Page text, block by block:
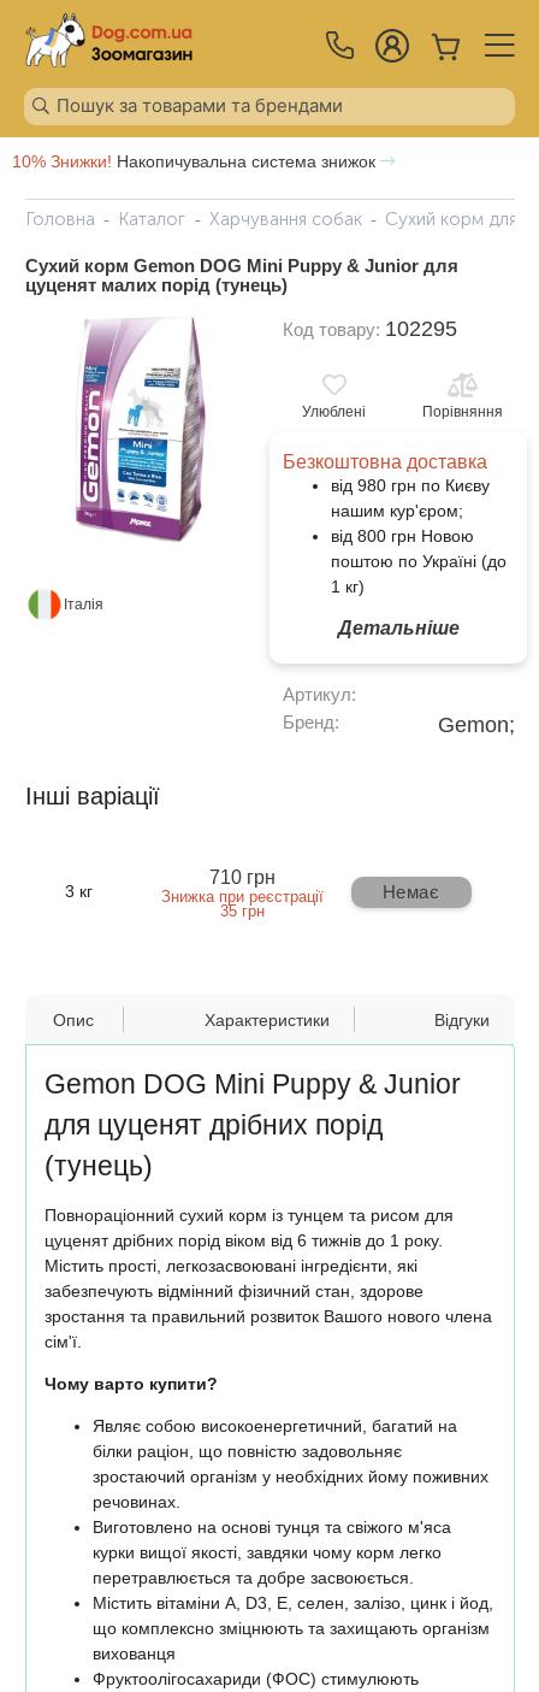
10% Знижки! Накопичувальна система знижок
Головна Каталог Харчування собак Сухий корм для
Сухий корм Gemon DOG Mini Puppy & Junior для
цуценят малих порід (тунець)
Італія
Код товару: 102295
Улюблені Порівняння
Безкоштовна доставка
від 980 грн по Києву
нашим кур'єром;
від 800 грн Новою
поштою по Україні (до
1 кг)
Детальніше
Артикул:
Бренд:
Gemon;
Інші варіації
3 кг
710 грн
Знижка при реєстрації
35 грн
Немає
Опис Характеристики Відгуки
Gemon DOG Mini Puppy & Junior
для цуценят дрібних порід
(тунець)
Повнораціонний сухий корм із тунцем та рисом для
цуценят дрібних порід віком від 6 тижнів до 1 року.
Містить прості, легкозасвоювані інгредієнти, які
забезпечують відмінний фізичний стан, здорове
зростання та правильний розвиток Вашого нового члена
сім'ї.
Чому варто купити?
Являє собою високоенергетичний, багатий на
білки раціон, що повністю задовольняє
зростаючий організм у необхідних йому поживних
речовинах.
Виготовлено на основі тунця та свіжого м'яса
курки вищої якості, завдяки чому корм легко
перетравлюється та добре засвоюється.
Містить вітаміни А, D3, Е, селен, залізо, цинк і йод,
що комплексно зміцнюють та захищають організм
вихованця
Фруктоолігосахариди (ФОС) стимулюють